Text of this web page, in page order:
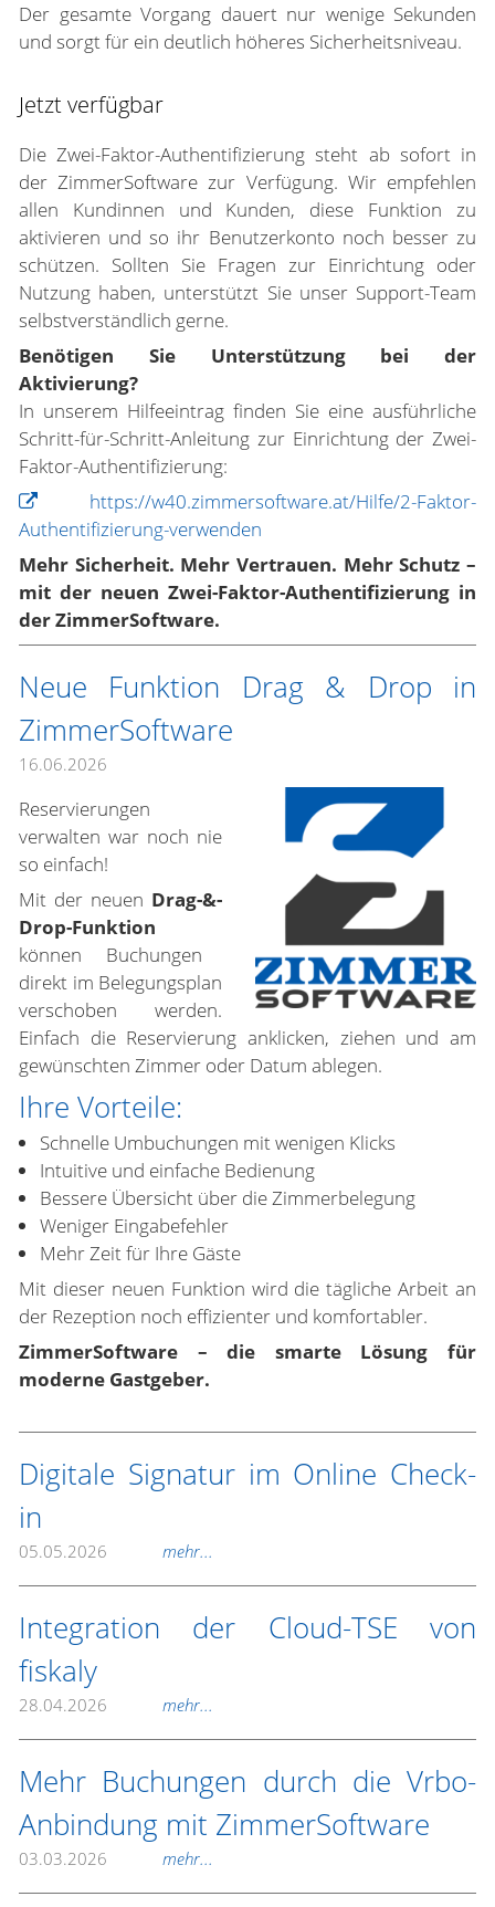
Der gesamte Vorgang dauert nur wenige Sekunden
und sorgt für ein deutlich höheres Sicherheitsniveau.
Jetzt verfügbar
Die Zwei-Faktor-Authentifizierung steht ab sofort in
der ZimmerSoftware zur Verfügung. Wir empfehlen
allen Kundinnen und Kunden, diese Funktion zu
aktivieren und so ihr Benutzerkonto noch besser zu
schützen. Sollten Sie Fragen zur Einrichtung oder
Nutzung haben, unterstützt Sie unser Support-Team
selbstverständlich gerne.
Benötigen Sie Unterstützung bei der
Aktivierung?
In unserem Hilfeeintrag finden Sie eine ausführliche
Schritt-für-Schritt-Anleitung zur Einrichtung der Zwei-
Faktor-Authentifizierung:
https://w40.zimmersoftware.at/Hilfe/2-Faktor-
Authentifizierung-verwenden
Mehr Sicherheit. Mehr Vertrauen. Mehr Schutz –
mit der neuen Zwei-Faktor-Authentifizierung in
der ZimmerSoftware.
Neue Funktion Drag & Drop in
ZimmerSoftware
16.06.2026
Reservierungen
verwalten war noch nie
so einfach!
Mit der neuen Drag-&-
Drop-Funktion
können Buchungen
direkt im Belegungsplan
verschoben werden.
Einfach die Reservierung anklicken, ziehen und am
gewünschten Zimmer oder Datum ablegen.
Ihre Vorteile:
Schnelle Umbuchungen mit wenigen Klicks
Intuitive und einfache Bedienung
Bessere Übersicht über die Zimmerbelegung
Weniger Eingabefehler
Mehr Zeit für Ihre Gäste
Mit dieser neuen Funktion wird die tägliche Arbeit an
der Rezeption noch effizienter und komfortabler.
ZimmerSoftware – die smarte Lösung für
moderne Gastgeber.
Digitale Signatur im Online Check-
in
05.05.2026 mehr...
Integration der Cloud-TSE von
fiskaly
28.04.2026 mehr...
Mehr Buchungen durch die Vrbo-
Anbindung mit ZimmerSoftware
03.03.2026 mehr...